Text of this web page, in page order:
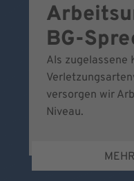
BG-
Als zugelassene
versorgen wir
Niveau.